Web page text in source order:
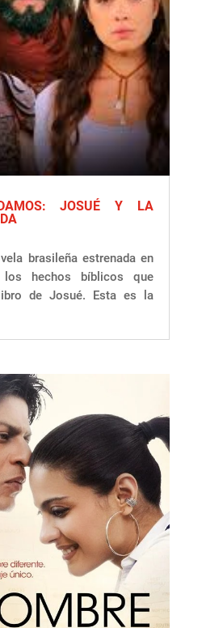
JOSUÉ Y LA
brasileña estrenada en
hechos bíblicos que
de Josué. Esta es la